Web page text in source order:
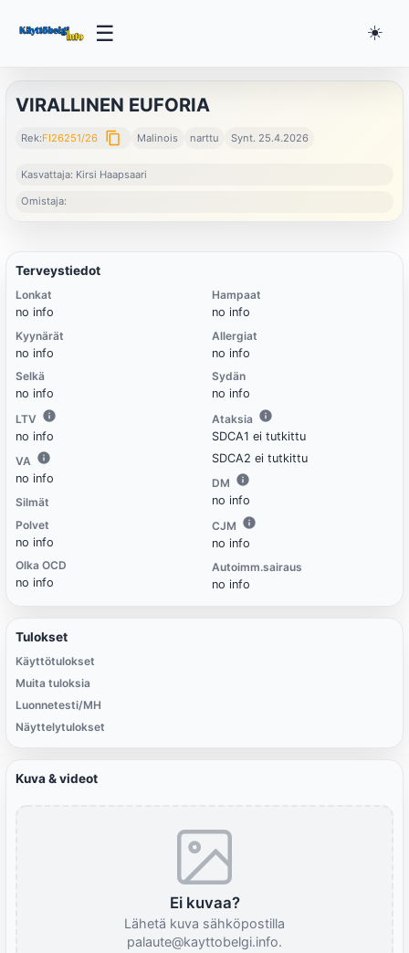
☰ ☀️
VIRALLINEN EUFORIA
Rek:FI26251/26 content_copy Malinois narttu Synt. 25.4.2026
Kasvattaja: Kirsi Haapsaari
Omistaja:
Terveystiedot
Lonkat
no info
Kyynärät
no info
Selkä
no info
LTV
no info
VA
no info
Silmät
Polvet
no info
Olka OCD
no info
Hampaat
no info
Allergiat
no info
Sydän
no info
Ataksia
SDCA1 ei tutkittu
SDCA2 ei tutkittu
DM
no info
CJM
no info
Autoimm.sairaus
no info
Tulokset
Käyttötulokset
Muita tuloksia
Luonnetesti/MH
Näyttelytulokset
Kuva & videot
Ei kuvaa?
Lähetä kuva sähköpostilla
palaute@kayttobelgi.info.